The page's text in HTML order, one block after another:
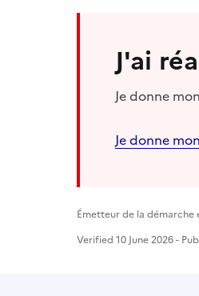
J'ai
Je donne
Je donne
Émetteur de la
Verified 10 June 2026 -